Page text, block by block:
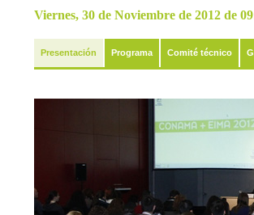
Viernes, 30 de Noviembre de 2012 de
Presentación Programa Comité técnico